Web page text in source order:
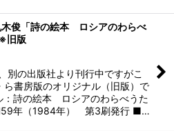
木俊「詩の絵本 ロシアのわらべ
旧版
別の出版社より刊行中ですがこ
ら書房版のオリジナル（旧版）で
詩の絵本 ロシアのわらべうた
59年（1984年） 第3刷発行 ■…